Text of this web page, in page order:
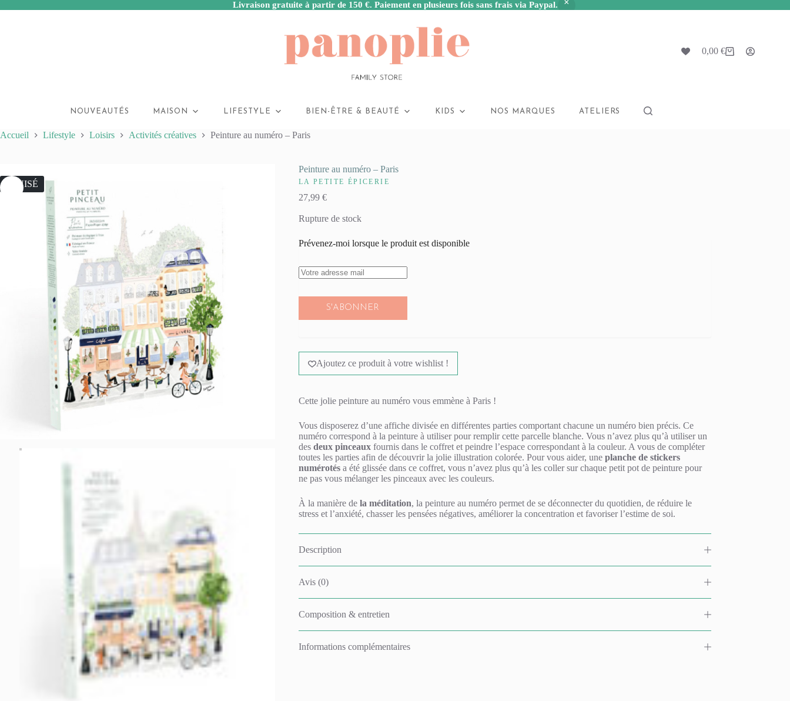
Livraison gratuite à partir de 150 €. Paiement en plusieurs fois sans frais via Paypal.
Panier
0,00 €
NOUVEAUTÉS MAISON LIFESTYLE BIEN-ÊTRE & BEAUTÉ KIDS NOS MARQUES ATELIERS
Accueil Lifestyle Loisirs Activités créatives Peinture au numéro – Paris
ÉPUISÉ
Peinture au numéro – Paris
LA PETITE ÉPICERIE
27,99 €
Rupture de stock
Prévenez-moi lorsque le produit est disponible
S'ABONNER
Ajoutez ce produit à votre wishlist !
Cette jolie peinture au numéro vous emmène à Paris !
Vous disposerez d’une affiche divisée en différentes parties comportant chacune un numéro bien précis. Ce
numéro correspond à la peinture à utiliser pour remplir cette parcelle blanche. Vous n’avez plus qu’à utiliser un
desdeux pinceauxfournis dans le coffret et peindre l’espace correspondant à la couleur. A vous de compléter
toutes les parties afin de découvrir la jolie illustration colorée. Pour vous aider, uneplanche de stickers
numérotésa été glissée dans ce coffret, vous n’avez plus qu’à les coller sur chaque petit pot de peinture pour
ne pas vous mélanger les pinceaux avec les couleurs.
À la manière dela méditation, la peinture au numéro permet de se déconnecter du quotidien, de réduire le
stress et l’anxiété, chasser les pensées négatives, améliorer la concentration et favoriser l’estime de soi.
Description
Avis (0)
Composition & entretien
Informations complémentaires